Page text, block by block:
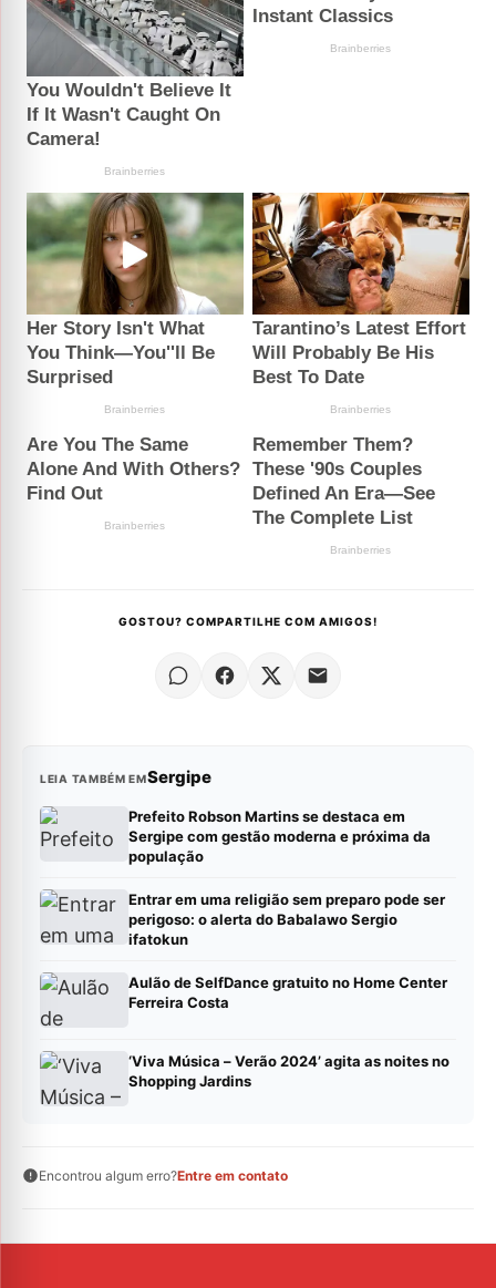
GOSTOU? COMPARTILHE COM AMIGOS!
LEIA TAMBÉM EMSergipe
Prefeito Robson Martins se destaca em
Sergipe com gestão moderna e próxima da
população
Entrar em uma religião sem preparo pode ser
perigoso: o alerta do Babalawo Sergio
ifatokun
Aulão de SelfDance gratuito no Home Center
Ferreira Costa
‘Viva Música – Verão 2024’ agita as noites no
Shopping Jardins
Encontrou algum erro?Entre em contato